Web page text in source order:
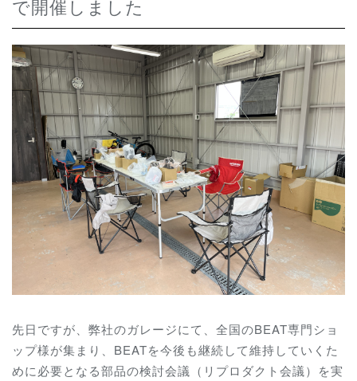
で開催しました
先日ですが、弊社のガレージにて、全国のBEAT専門ショ
ップ様が集まり、BEATを今後も継続して維持していくた
めに必要となる部品の検討会議（リプロダクト会議）を実